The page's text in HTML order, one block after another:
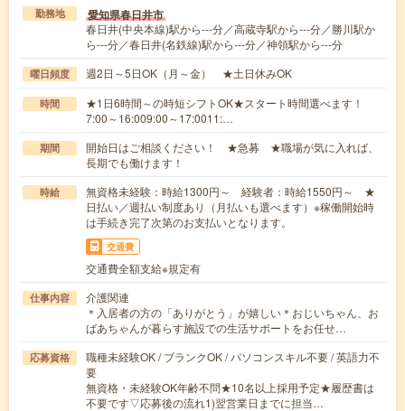
勤務地 愛知県春日井市
春日井(中央本線)駅から---分／高蔵寺駅から---分／勝川駅か
ら---分／春日井(名鉄線)駅から---分／神領駅から---分
曜日頻度 週2日～5日OK（月～金） ★土日休みOK
時間
★1日6時間～の時短シフトOK★スタート時間選べます！
7:00～16:009:00～17:0011:…
期間
開始日はご相談ください！ ★急募 ★職場が気に入れば、
長期でも働けます！
時給
無資格未経験：時給1300円～ 経験者：時給1550円～ ★
日払い／週払い制度あり（月払いも選べます）※稼働開始時
は手続き完了次第のお支払いとなります。
交通費
交通費全額支給※規定有
仕事内容
介護関連
＊入居者の方の「ありがとう」が嬉しい＊おじいちゃん、お
ばあちゃんが暮らす施設での生活サポートをお任せ…
応募資格
職種未経験OK / ブランクOK / パソコンスキル不要 / 英語力不
要
無資格・未経験OK年齢不問★10名以上採用予定★履歴書は
不要です▽応募後の流れ1)翌営業日までに担当…